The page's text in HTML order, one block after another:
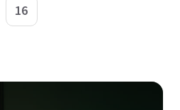
16